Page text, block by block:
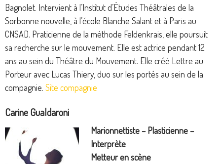
Bagnolet. Intervient à l’Institut d’Études Théâtrales de la
Sorbonne nouvelle, à l’école Blanche Salant et à Paris au
CNSAD. Praticienne de la méthode Feldenkrais, elle poursuit
sa recherche sur le mouvement. Elle est actrice pendant 12
ans au sein du Théâtre du Mouvement. Elle créé Lettre au
Porteur avec Lucas Thiery, duo sur les portés au sein de la
compagnie. Site compagnie
Carine Gualdaroni
Marionnettiste – Plasticienne –
Interprète
Metteur en scène